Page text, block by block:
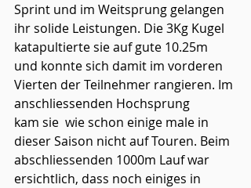
Sprint und im Weitsprung gelangen
ihr solide Leistungen. Die 3Kg Kugel
katapultierte sie auf gute 10.25m
und konnte sich damit im vorderen
Vierten der Teilnehmer rangieren. Im
anschliessenden Hochsprung
kam sie  wie schon einige male in
dieser Saison nicht auf Touren. Beim
abschliessenden 1000m Lauf war
ersichtlich, dass noch einiges in